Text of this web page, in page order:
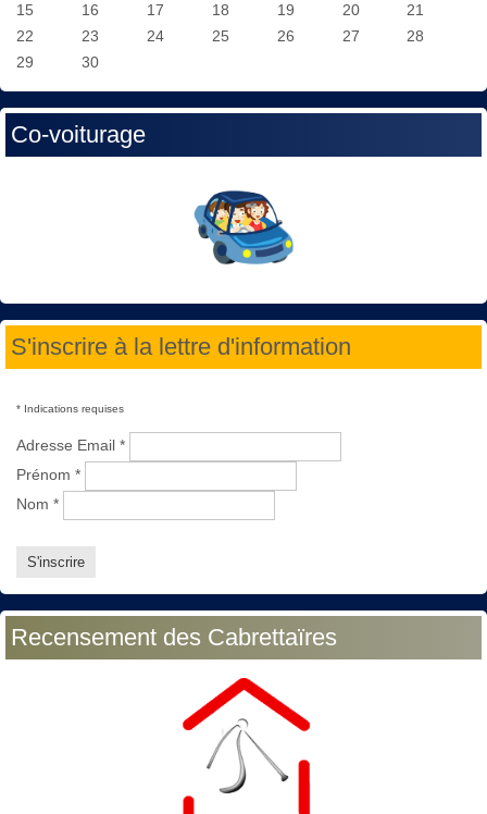
15
16 17 18 19 20
21
22
23 24 25 26 27
28
29
30
Co-voiturage
S'inscrire à la lettre d'information
* Indications requises
Adresse Email *
Prénom *
Nom *
Recensement des Cabrettaïres